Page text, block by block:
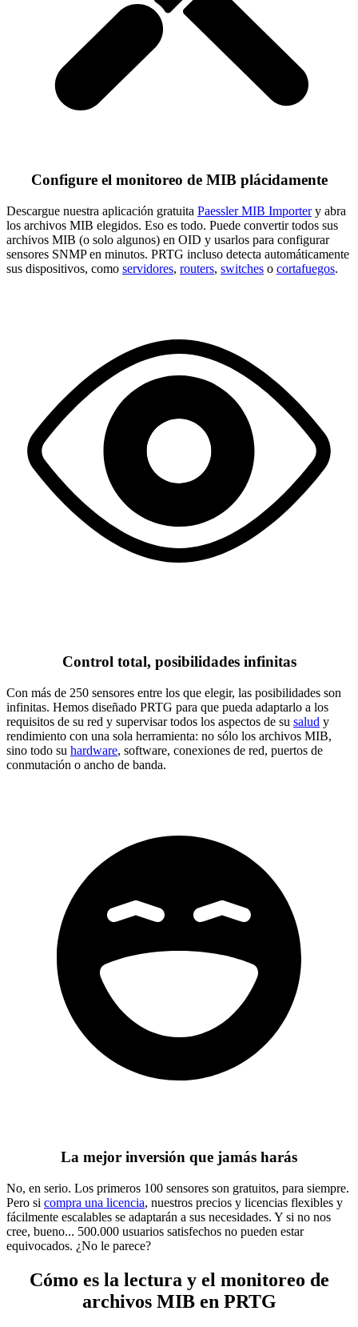
Configure el monitoreo de MIB plácidamente
Descargue nuestra aplicación gratuita Paessler MIB Importery abra
los archivos MIB elegidos. Eso es todo. Puede convertir todos sus
archivos MIB (o solo algunos) en OID y usarlos para configurar
sensores SNMP en minutos. PRTG incluso detecta automáticamente
sus dispositivos, como servidores, routers, switches o cortafuegos.
Control total, posibilidades infinitas
Con más de 250 sensores entre los que elegir, las posibilidades son
infinitas. Hemos diseñado PRTG para que pueda adaptarlo a los
requisitos de su red y supervisar todos los aspectos de su salud y
rendimiento con una sola herramienta: no sólo los archivos MIB,
sino todo su hardware, software, conexiones de red, puertos de
conmutación o ancho de banda.
La mejor inversión que jamás harás
No, en serio. Los primeros 100 sensores son gratuitos, para siempre.
Pero si compra una licencia, nuestros precios y licencias flexibles y
fácilmente escalables se adaptarán a sus necesidades. Y si no nos
cree, bueno... 500.000 usuarios satisfechos no pueden estar
equivocados. ¿No le parece?
Cómo es la lectura y el monitoreo de
archivos MIB en PRTG